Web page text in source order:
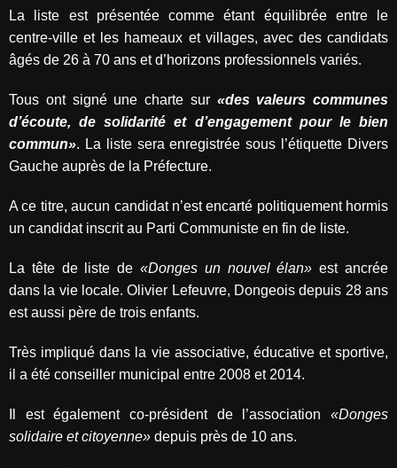
La liste est présentée comme étant équilibrée entre le
centre-ville et les hameaux et villages, avec des candidats
âgés de 26 à 70 ans et d’horizons professionnels variés.
Tous ont signé une charte sur «des valeurs communes
d’écoute, de solidarité et d’engagement pour le bien
commun». La liste sera enregistrée sous l’étiquette Divers
Gauche auprès de la Préfecture.
A ce titre, aucun candidat n’est encarté politiquement hormis
un candidat inscrit au Parti Communiste en fin de liste.
La tête de liste de «Donges un nouvel élan» est ancrée
dans la vie locale. Olivier Lefeuvre, Dongeois depuis 28 ans
est aussi père de trois enfants.
Très impliqué dans la vie associative, éducative et sportive,
il a été conseiller municipal entre 2008 et 2014.
Il est également co-président de l’association «Donges
solidaire et citoyenne» depuis près de 10 ans.